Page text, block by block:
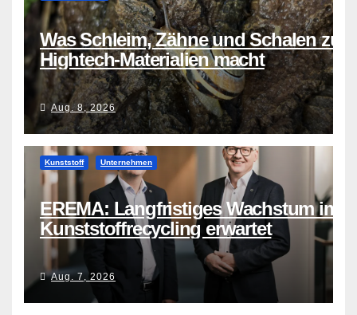
Was Schleim, Zähne und Schalen zu
Hightech-Materialien macht
Aug. 8, 2026
Kunststoff Unternehmen
EREMA: Langfristiges Wachstum im
Kunststoffrecycling erwartet
Aug. 7, 2026